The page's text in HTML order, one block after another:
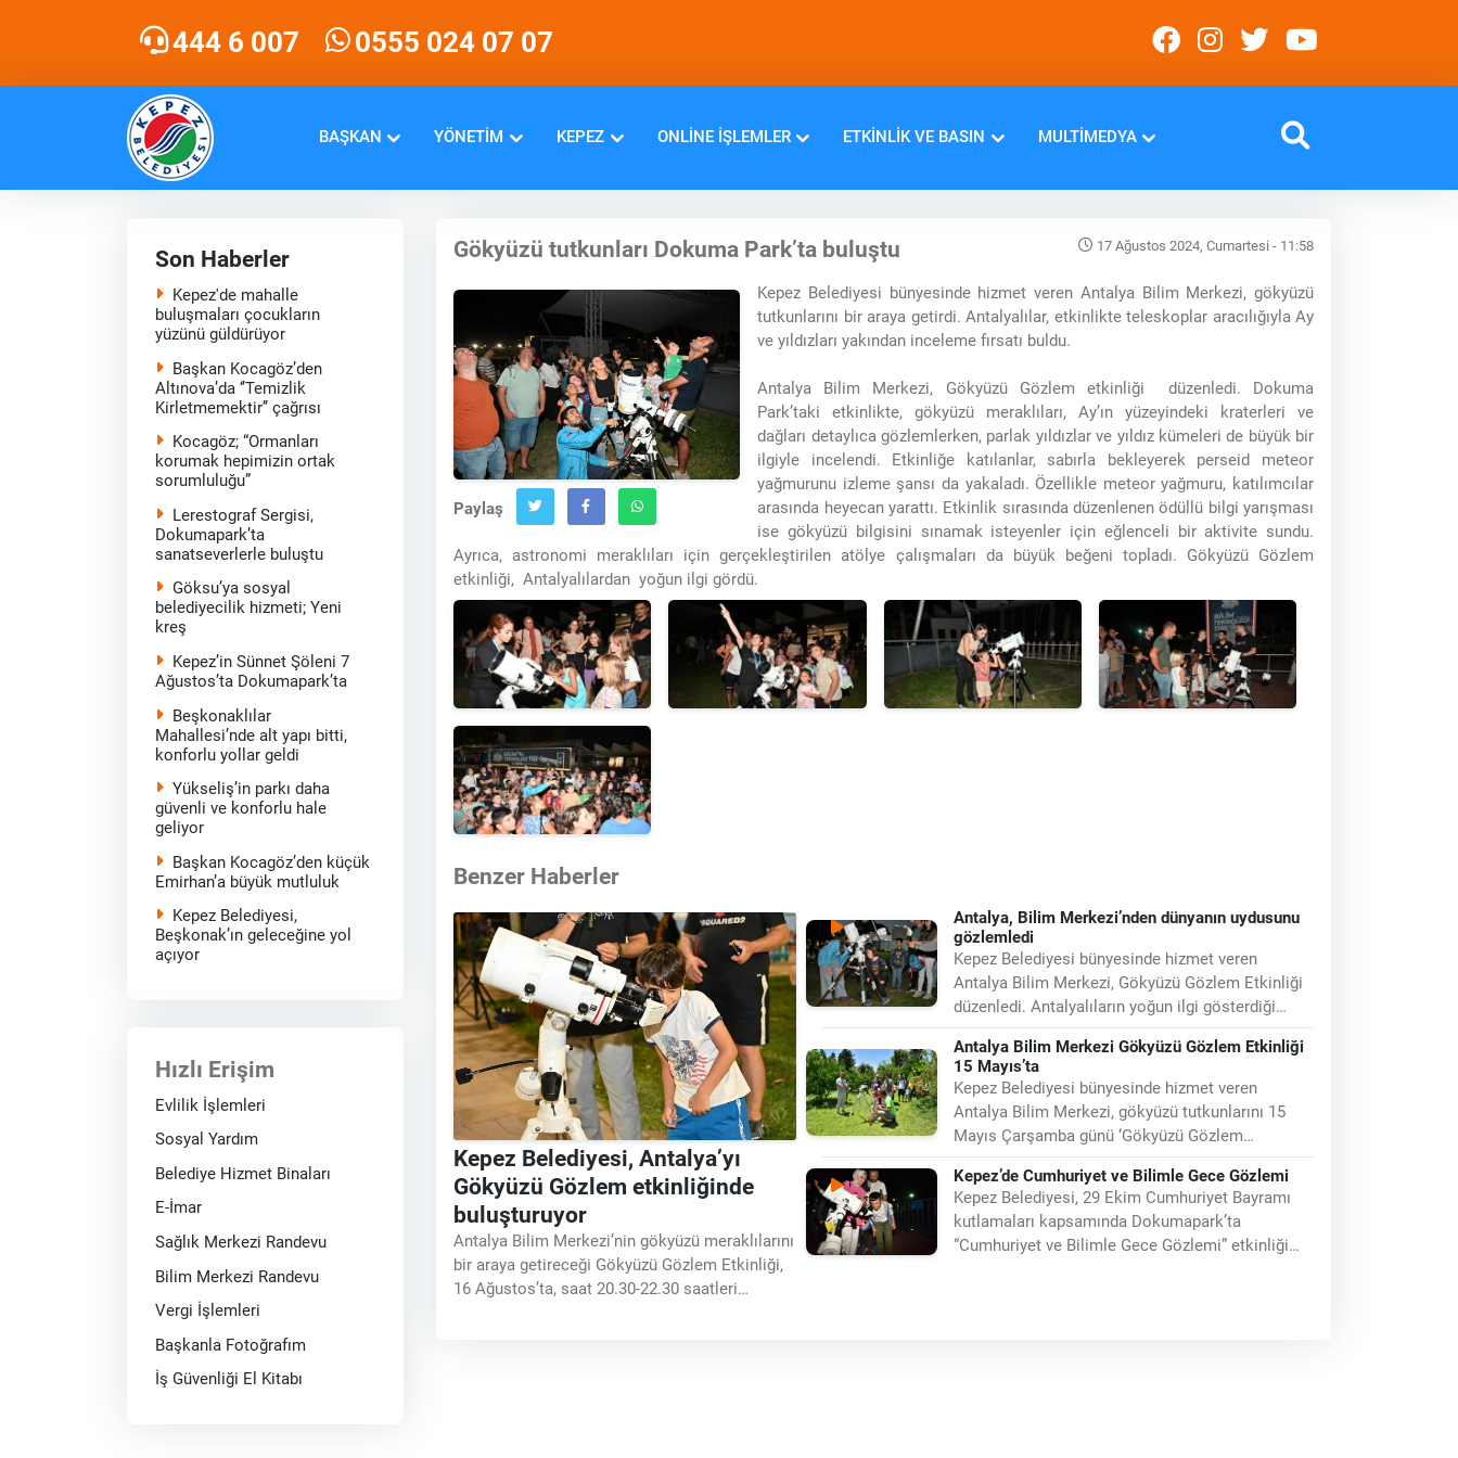
444 6 007 0555 024 07 07
BAŞKAN YÖNETIM KEPEZ ONLINE İŞLEMLER ETKINLIK VE BASIN MULTIMEDYA
Son Haberler
Kepez'de mahalle
buluşmaları çocukların
yüzünü güldürüyor
Başkan Kocagöz’den
Altınova’da ‘’Temizlik
Kirletmemektir’’ çağrısı
Kocagöz; “Ormanları
korumak hepimizin ortak
sorumluluğu”
Lerestograf Sergisi,
Dokumapark’ta
sanatseverlerle buluştu
Göksu’ya sosyal
belediyecilik hizmeti; Yeni
kreş
Kepez’in Sünnet Şöleni 7
Ağustos’ta Dokumapark’ta
Beşkonaklılar
Mahallesi’nde alt yapı bitti,
konforlu yollar geldi
Yükseliş’in parkı daha
güvenli ve konforlu hale
geliyor
Başkan Kocagöz’den küçük
Emirhan’a büyük mutluluk
Kepez Belediyesi,
Beşkonak’ın geleceğine yol
açıyor
Hızlı Erişim
Evlilik İşlemleri
Sosyal Yardım
Belediye Hizmet Binaları
E-İmar
Sağlık Merkezi Randevu
Bilim Merkezi Randevu
Vergi İşlemleri
Başkanla Fotoğrafım
İş Güvenliği El Kitabı
Gökyüzü tutkunları Dokuma Park’ta buluştu 17 Ağustos 2024, Cumartesi - 11:58
Paylaş
Kepez Belediyesi bünyesinde hizmet veren Antalya Bilim Merkezi, gökyüzü
tutkunlarını bir araya getirdi. Antalyalılar, etkinlikte teleskoplar aracılığıyla Ay
ve yıldızları yakından inceleme fırsatı buldu.
Antalya Bilim Merkezi, Gökyüzü Gözlem etkinliği düzenledi. Dokuma
Park’taki etkinlikte, gökyüzü meraklıları, Ay’ın yüzeyindeki kraterleri ve
dağları detaylıca gözlemlerken, parlak yıldızlar ve yıldız kümeleri de büyük bir
ilgiyle incelendi. Etkinliğe katılanlar, sabırla bekleyerek perseid meteor
yağmurunu izleme şansı da yakaladı. Özellikle meteor yağmuru, katılımcılar
arasında heyecan yarattı. Etkinlik sırasında düzenlenen ödüllü bilgi yarışması
ise gökyüzü bilgisini sınamak isteyenler için eğlenceli bir aktivite sundu.
Ayrıca, astronomi meraklıları için gerçekleştirilen atölye çalışmaları da büyük beğeni topladı. Gökyüzü Gözlem
etkinliği, Antalyalılardan yoğun ilgi gördü.
Benzer Haberler
Kepez Belediyesi, Antalya’yı
Gökyüzü Gözlem etkinliğinde
buluşturuyor
Antalya Bilim Merkezi’nin gökyüzü meraklılarını
bir araya getireceği Gökyüzü Gözlem Etkinliği,
16 Ağustos’ta, saat 20.30-22.30 saatleri
Antalya, Bilim Merkezi’nden dünyanın uydusunu
gözlemledi
Kepez Belediyesi bünyesinde hizmet veren
Antalya Bilim Merkezi, Gökyüzü Gözlem Etkinliği
düzenledi. Antalyalıların yoğun ilgi gösterdiği
etkinlikte katılımcılar, teleskopların 135 kat
Antalya Bilim Merkezi Gökyüzü Gözlem Etkinliği
15 Mayıs’ta
Kepez Belediyesi bünyesinde hizmet veren
Antalya Bilim Merkezi, gökyüzü tutkunlarını 15
Mayıs Çarşamba günü ‘Gökyüzü Gözlem
Etkinliği’nde buluşturuyor. Dokuma Park’taki
Kepez’de Cumhuriyet ve Bilimle Gece Gözlemi
Kepez Belediyesi, 29 Ekim Cumhuriyet Bayramı
kutlamaları kapsamında Dokumapark’ta
“Cumhuriyet ve Bilimle Gece Gözlemi” etkinliği